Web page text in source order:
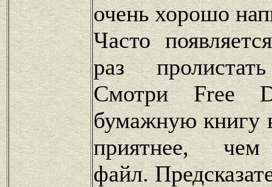
очень хорошо
Часто
раз
Смотри Free
бумажную книгу
приятнее, чем
файл.